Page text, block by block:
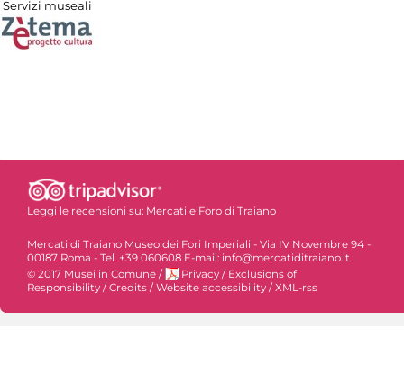
Servizi museali
Leggi le recensioni su: Mercati e Foro di Traiano
Mercati di Traiano Museo dei Fori Imperiali - Via IV Novembre 94 -
00187 Roma - Tel. +39 060608 E-mail: info@mercatiditraiano.it
© 2017 Musei in Comune / Privacy / Exclusions of
Responsibility / Credits / Website accessibility / XML-rss